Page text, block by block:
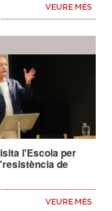
VEURE MÉS
l'Escola per
de
VEURE MÉS